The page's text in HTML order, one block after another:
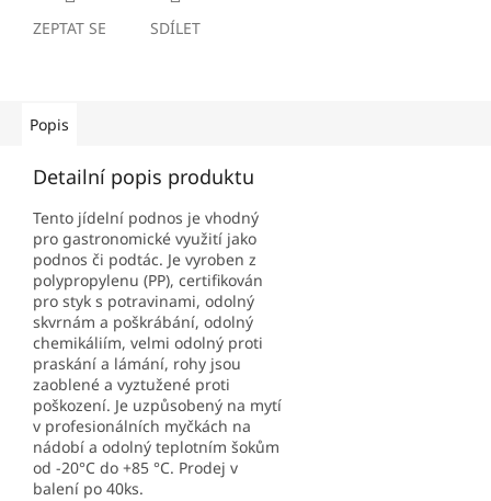
ZEPTAT SE SDÍLET
Popis
Detailní popis produktu
Tento jídelní podnos je vhodný
pro gastronomické využití jako
podnos či podtác. Je vyroben z
polypropylenu (PP), certifikován
pro styk s potravinami, odolný
skvrnám a poškrábání, odolný
chemikáliím, velmi odolný proti
praskání a lámání, rohy jsou
zaoblené a vyztužené proti
poškození. Je uzpůsobený na mytí
v profesionálních myčkách na
nádobí a odolný teplotním šokům
od -20°C do +85 °C. Prodej v
balení po 40ks.